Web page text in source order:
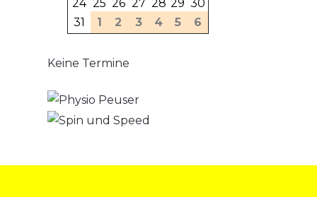
24 25 26 27 28 29 30
31
1 2 3 4 5 6
Keine Termine